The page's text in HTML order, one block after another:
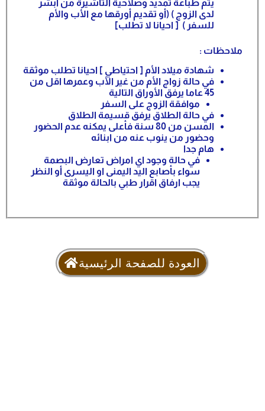
يتم طباعة تمديد وصلاحية التأشيرة من ابشر
لدى الزوج ) (أو تقديم أورقها مع الأب والأم
للسفر ) [ احيانا لا تطلب]
ملاحظات :
شهادة ميلاد الأم [ احتياطي ] احيانا تطلب موثقة
في حالة زواج الأم من غير الأب وعمرها اقل من
45 عاما يرفق الأوراق التالية
موافقة الزوج على السفر
في حالة الطلاق يرفق قسيمة الطلاق
المسن من 80 سنة فأعلى يمكنه عدم الحضور
وحضور من ينوب عنه من ابنائه
هام جدا
في حالة وجود اي امراض تعارض البصمة
سواء بأصابع اليد اليمنى او اليسرى أو النظر
يجب ارفاق اقرار طبي بالحالة موثقة
العودة للصفحة الرئيسية